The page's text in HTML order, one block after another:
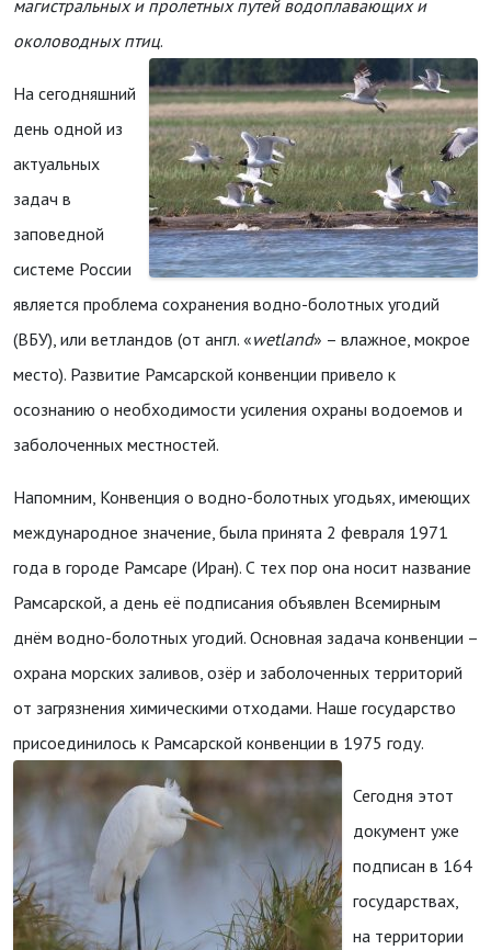
магистральных и пролетных путей водоплавающих и
околоводных птиц.
На сегодняшний
день одной из
актуальных
задач в
заповедной
системе России
является проблема сохранения водно-болотных угодий
(ВБУ), или ветландов (от англ. «wetland» – влажное, мокрое
место). Развитие Рамсарской конвенции привело к
осознанию о необходимости усиления охраны водоемов и
заболоченных местностей.
Напомним, Конвенция о водно-болотных угодьях, имеющих
международное значение, была принята 2 февраля 1971
года в городе Рамсаре (Иран). С тех пор она носит название
Рамсарской, а день её подписания объявлен Всемирным
днём водно-болотных угодий. Основная задача конвенции –
охрана морских заливов, озёр и заболоченных территорий
от загрязнения химическими отходами. Наше государство
присоединилось к Рамсарской конвенции в 1975 году.
Сегодня этот
документ уже
подписан в 164
государствах,
на территории